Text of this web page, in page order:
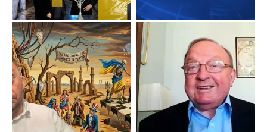
Niewygodne kulisy alpejskiego objawienia
Watykan woli skupiać się na łagodnym wizerunku Maryi,
ukrywając przed światem pełną i bardziej surową treść jej
orędzia....
Popularne